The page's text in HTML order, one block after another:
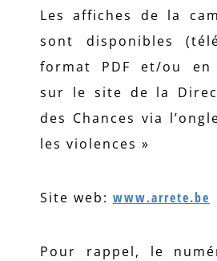
Les affiches de la
sont disponibles
format PDF et/ou en
sur le site de la
des Chances via
les violences »
Site web: www.arrete.be
Pour rappel, le